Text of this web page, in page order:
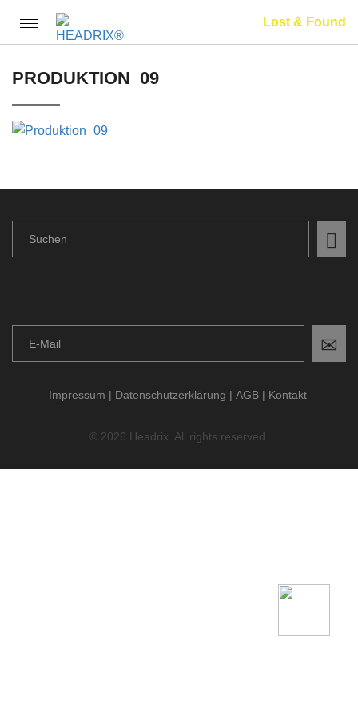
Toggle
navigation
Lost & Found
PRODUKTION_09
Impressum Datenschutzerklärung AGB Kontakt
© 2026 Headrix. All rights reserved.